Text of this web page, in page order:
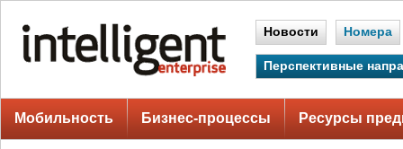
Новости Номера
Перспективные
Мобильность Бизнес-процессы Ресурсы